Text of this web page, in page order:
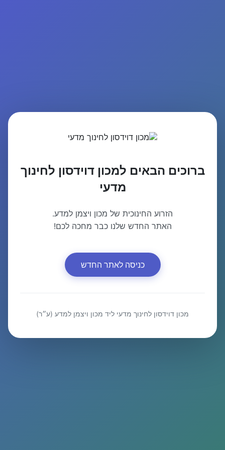
ברוכים הבאים למכון דוידסון לחינוך
מדעי
הזרוע החינוכית של מכון ויצמן למדע.
האתר החדש שלנו כבר מחכה לכם!
כניסה לאתר החדש
מכון דוידסון לחינוך מדעי ליד מכון ויצמן למדע (ע״ר)